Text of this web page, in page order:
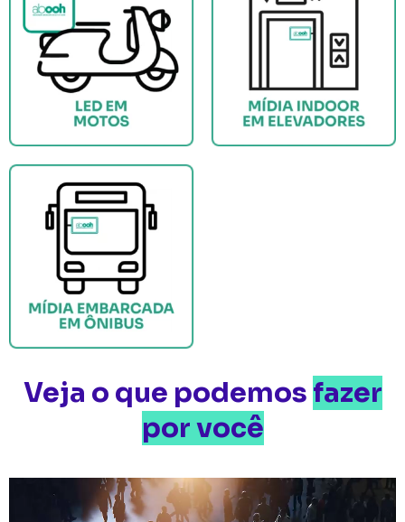
Veja o que podemos fazer
por você